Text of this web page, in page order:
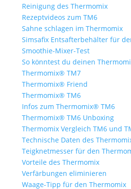
Reinigung des Thermomix
Rezeptvideos zum TM6
Sahne schlagen im Thermomix
Simsafix Entsafterbehälter für
Smoothie-Mixer-Test
So könntest du deinen
Thermomix® TM7
Thermomix® Friend
Thermomix® TM6
Infos zum Thermomix® TM6
Thermomix® TM6 Unboxing
Thermomix Vergleich TM6 und
Technische Daten des
Teigknetmesser für den
Vorteile des Thermomix
Verfärbungen eliminieren
Waage-Tipp für den Thermomix